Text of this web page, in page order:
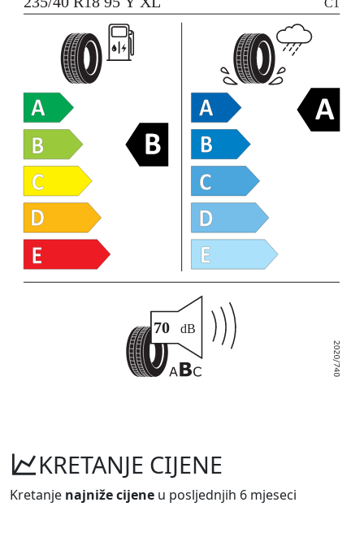
KRETANJE CIJENE
Kretanje najniže cijene u posljednjih 6 mjeseci